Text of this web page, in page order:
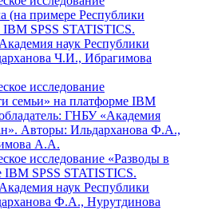
(на примере Республики
IBM SPSS STATISTICS.
наук Республики
Ч.И., Ибрагимова
исследование
семьи» на платформе IBM
ГНБУ «Академия
Авторы: Ильдарханова Ф.А.,
А.А.
исследование «Разводы в
IBM SPSS STATISTICS.
наук Республики
Ф.А., Нурутдинова